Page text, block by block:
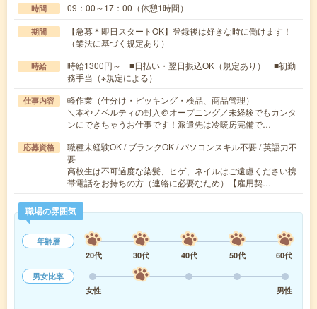
時間 09：00～17：00（休憩1時間）
期間
【急募＊即日スタートOK】登録後は好きな時に働けます！
（業法に基づく規定あり）
時給
時給1300円～ ■日払い・翌日振込OK（規定あり） ■初勤
務手当（※規定による）
仕事内容
軽作業（仕分け・ピッキング・検品、商品管理）
＼本やノベルティの封入＠オープニング／未経験でもカンタ
ンにできちゃうお仕事です！派遣先は冷暖房完備で…
応募資格
職種未経験OK / ブランクOK / パソコンスキル不要 / 英語力不
要
高校生は不可過度な染髪、ヒゲ、ネイルはご遠慮ください携
帯電話をお持ちの方（連絡に必要なため）【雇用契…
職場の雰囲気
年齢層
20代
30代 40代 50代
60代
男女比率
女性
男性